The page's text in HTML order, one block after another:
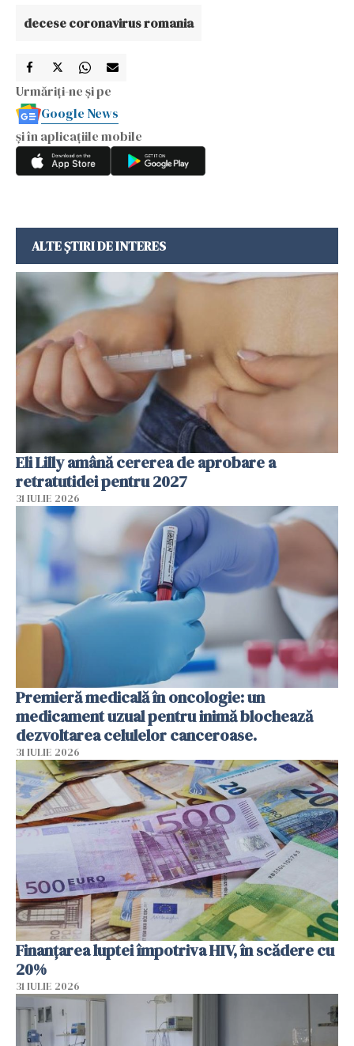
decese coronavirus romania
Urmăriți-ne și pe
Google News
și în aplicațiile mobile
ALTE ȘTIRI DE INTERES
Eli Lilly amână cererea de aprobare a
retratutidei pentru 2027
31 IULIE 2026
Premieră medicală în oncologie: un
medicament uzual pentru inimă blochează
dezvoltarea celulelor canceroase.
31 IULIE 2026
Finanțarea luptei împotriva HIV, în scădere cu
20%
31 IULIE 2026